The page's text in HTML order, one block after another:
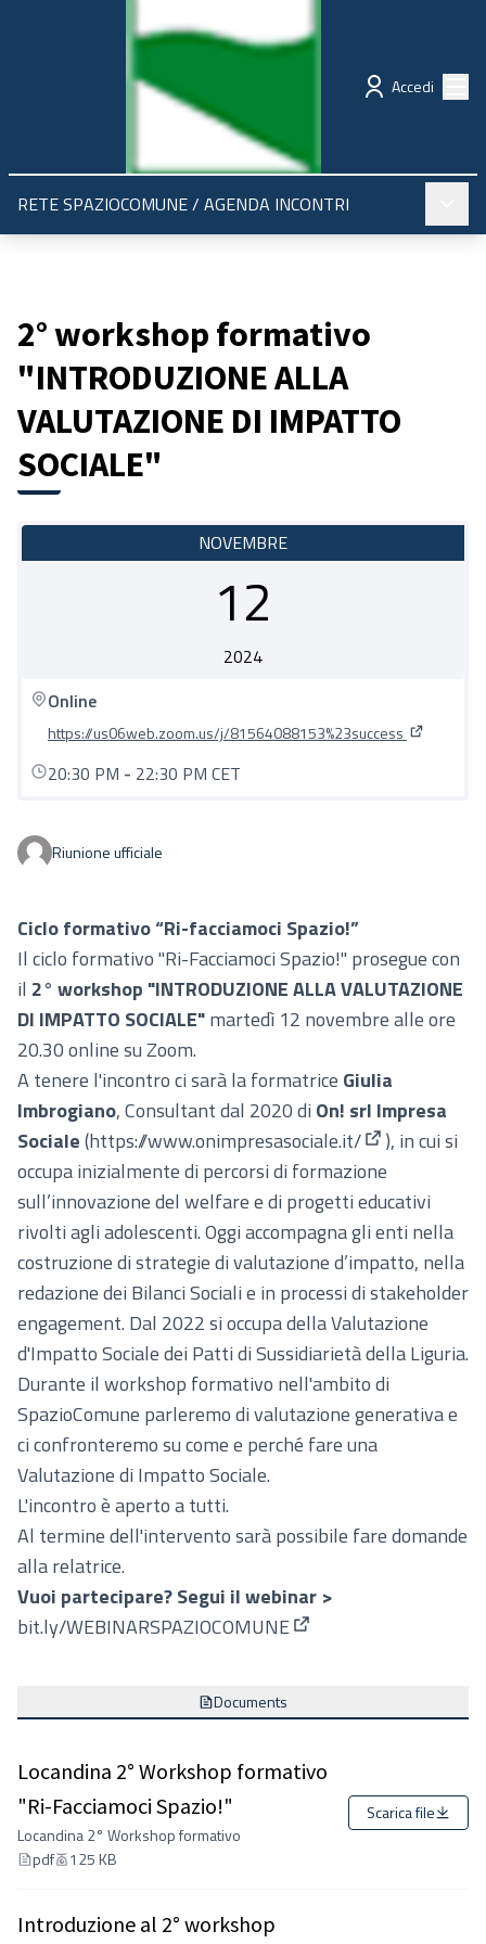
Regione Emilia-Romagna Partecipazione
Accedi
RETE SPAZIOCOMUNE/ AGENDA INCONTRI
2° workshop formativo
"INTRODUZIONE ALLA
VALUTAZIONE DI IMPATTO
SOCIALE"
NOVEMBRE
12
2024
Online
https://us06web.zoom.us/j/81564088153%23success
20:30 PM - 22:30 PM CET
Riunione ufficiale
Ciclo formativo “Ri-facciamoci Spazio!”
Il ciclo formativo "Ri-Facciamoci Spazio!" prosegue con
il 2° workshop "INTRODUZIONE ALLA VALUTAZIONE
DI IMPATTO SOCIALE"martedì 12 novembre alle ore
20.30 online su Zoom.
A tenere l'incontro ci sarà la formatrice Giulia
Imbrogiano, Consultant dal 2020 di On! srl Impresa
Sociale(https://www.onimpresasociale.it/
), in cui si
occupa inizialmente di percorsi di formazione
sull’innovazione del welfare e di progetti educativi
rivolti agli adolescenti. Oggi accompagna gli enti nella
costruzione di strategie di valutazione d’impatto, nella
redazione dei Bilanci Sociali e in processi di stakeholder
engagement. Dal 2022 si occupa della Valutazione
d'Impatto Sociale dei Patti di Sussidiarietà della Liguria.
Durante il workshop formativo nell'ambito di
SpazioComune parleremo di valutazione generativa e
ci confronteremo su come e perché fare una
Valutazione di Impatto Sociale.
L'incontro è aperto a tutti.
Al termine dell'intervento sarà possibile fare domande
alla relatrice.
Vuoi partecipare? Segui il webinar >
bit.ly/WEBINARSPAZIOCOMUNE
Documents
Locandina 2° Workshop formativo
"Ri-Facciamoci Spazio!"
Locandina 2° Workshop formativo
pdf
125 KB
Scarica file
Introduzione al 2° workshop